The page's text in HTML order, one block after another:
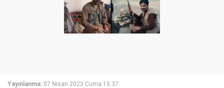
Yayınlanma: 07 Nisan 2023 Cuma 15:37